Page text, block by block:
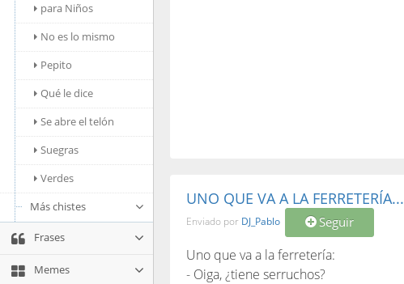
para Niños
No es lo mismo
Pepito
Qué le dice
Se abre el telón
Suegras
Verdes
Más chistes
Frases
Memes
UNO QUE VA A LA FERRETERÍA...
Enviado por DJ_Pablo Seguir
Uno que va a la ferretería:
- Oiga, ¿tiene serruchos?